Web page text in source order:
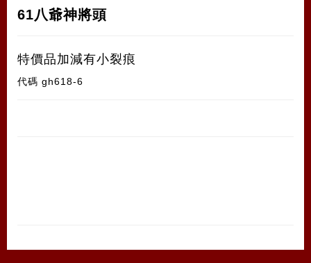
61八爺神將頭
特價品加減有小裂痕
代碼 gh618-6